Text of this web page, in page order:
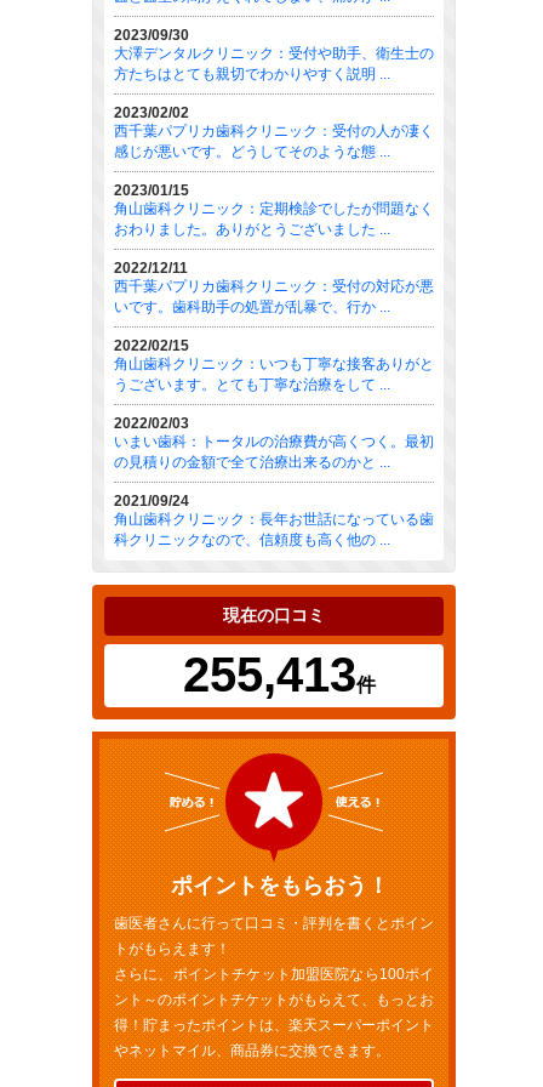
2023/09/30
大澤デンタルクリニック：受付や助手、衛生士の
方たちはとても親切でわかりやすく説明 ...
2023/02/02
西千葉パプリカ歯科クリニック：受付の人が凄く
感じが悪いです。どうしてそのような態 ...
2023/01/15
角山歯科クリニック：定期検診でしたが問題なく
おわりました。ありがとうございました ...
2022/12/11
西千葉パプリカ歯科クリニック：受付の対応が悪
いです。歯科助手の処置が乱暴で、行か ...
2022/02/15
角山歯科クリニック：いつも丁寧な接客ありがと
うございます。とても丁寧な治療をして ...
2022/02/03
いまい歯科：トータルの治療費が高くつく。最初
の見積りの金額で全て治療出来るのかと ...
2021/09/24
角山歯科クリニック：長年お世話になっている歯
科クリニックなので、信頼度も高く他の ...
現在の口コミ
255,413件
ポイントをもらおう！
歯医者さんに行って口コミ・評判を書くとポイン
トがもらえます！
さらに、ポイントチケット加盟医院なら100ポイ
ント～のポイントチケットがもらえて、もっとお
得！貯まったポイントは、楽天スーパーポイント
やネットマイル、商品券に交換できます。